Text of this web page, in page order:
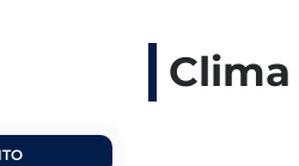
Clima